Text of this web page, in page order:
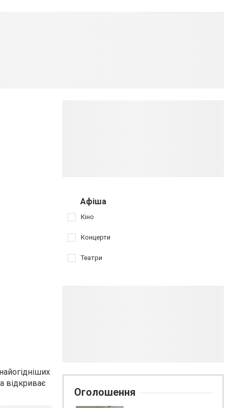
відкриває
Афіша
Кіно
Концерти
Театри
Оголошення